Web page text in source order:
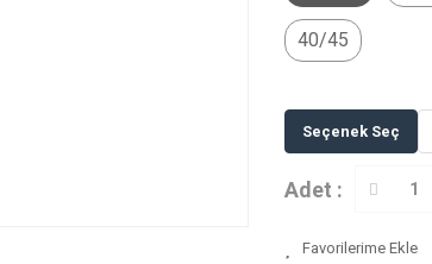
40/45
Seçenek Seç
Adet :